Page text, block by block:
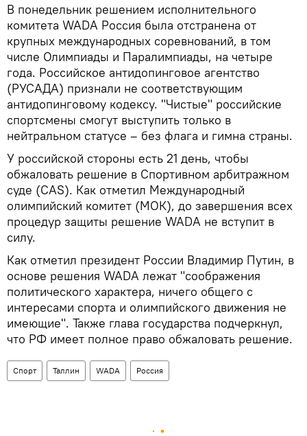
В понедельник решением исполнительного
комитета WADA Россия была отстранена от
крупных международных соревнований, в том
числе Олимпиады и Паралимпиады, на четыре
года. Российское антидопинговое агентство
(РУСАДА) признали не соответствующим
антидопинговому кодексу. "Чистые" российские
спортсмены смогут выступить только в
нейтральном статусе – без флага и гимна страны.
У российской стороны есть 21 день, чтобы
обжаловать решение в Спортивном арбитражном
суде (CAS). Как отметил Международный
олимпийский комитет (МОК), до завершения всех
процедур защиты решение WADA не вступит в
силу.
Как отметил президент России Владимир Путин, в
основе решения WADA лежат "соображения
политического характера, ничего общего с
интересами спорта и олимпийского движения не
имеющие". Также глава государства подчеркнул,
что РФ имеет полное право обжаловать решение.
Спорт Таллин WADA Россия